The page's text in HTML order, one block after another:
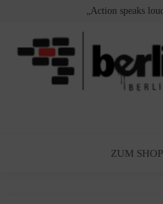
springen
„Action speaks
ZUM SHOP